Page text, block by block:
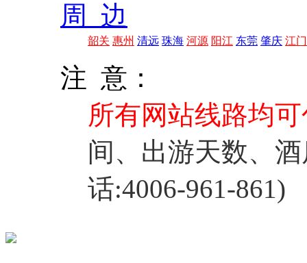
周 边
韶关 惠州 清远 珠海 河源 阳江 东莞 肇庆 江门
注 意：
所有网站线路均
间、出游天数、
话:4006-961-861)